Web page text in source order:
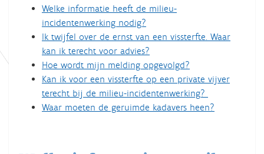
Welke informatie heeft de milieu-
incidentenwerking nodig?
Ik twijfel over de ernst van een vissterfte. Waar
kan ik terecht voor advies?
Hoe wordt mijn melding opgevolgd?
Kan ik voor een vissterfte op een private vijver
terecht bij de milieu-incidentenwerking?
Waar moeten de geruimde kadavers heen?